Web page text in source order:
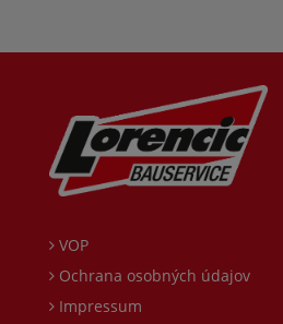
VOP
Ochrana osobných údajov
Impressum